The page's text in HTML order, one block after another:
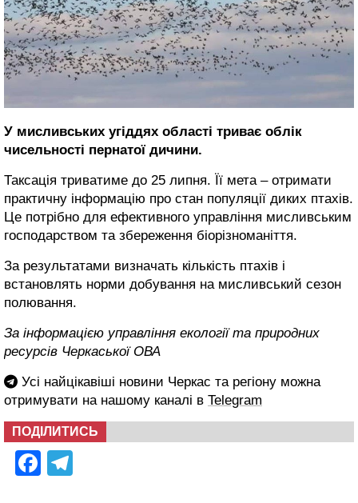
У мисливських угіддях області триває облік
чисельності пернатої дичини.
Таксація триватиме до 25 липня. Її мета – отримати
практичну інформацію про стан популяції диких птахів.
Це потрібно для ефективного управління мисливським
господарством та збереження біорізноманіття.
За результатами визначать кількість птахів і
встановлять норми добування на мисливський сезон
полювання.
За інформацією управління екології та природних
ресурсів Черкаської ОВА
Усі найцікавіші новини Черкас та регіону можна
отримувати на нашому каналі в Telegram
ПОДІЛИТИСЬ
Facebook